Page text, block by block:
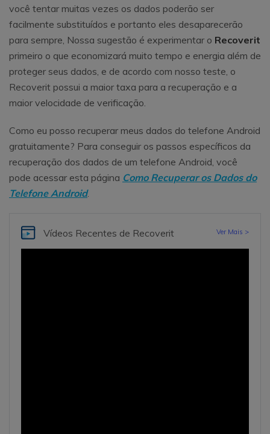
você tentar muitas vezes os dados poderão ser
facilmente substituídos e portanto eles desaparecerão
para sempre, Nossa sugestão é experimentar o Recoverit
primeiro o que economizará muito tempo e energia além de
proteger seus dados, e de acordo com nosso teste, o
Recoverit possui a maior taxa para a recuperação e a
maior velocidade de verificação.
Como eu posso recuperar meus dados do telefone Android
gratuitamente? Para conseguir os passos específicos da
recuperação dos dados de um telefone Android, você
pode acessar esta página Como Recuperar os Dados do
Telefone Android.
Vídeos Recentes de Recoverit Ver Mais >